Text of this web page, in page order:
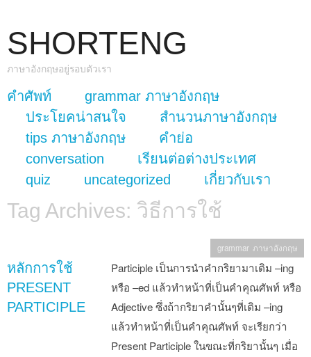
SHORTENG
ภาษาอังกฤษอยู่รอบตัวเรา
Main Menu
skip to content
คำศัพท์
grammar ภาษาอังกฤษ
ประโยคน่าสนใจ
สำนวนภาษาอังกฤษ
tips ภาษาอังกฤษ
คำย่อ
conversation
เรียนต่อต่างประเทศ
quiz
uncategorized เกี่ยวกับเรา
Tag Archives: วิธีการใช้
หลักการใช้
PRESENT
PARTICIPLE
Participle เป็นการนำคำกริยามาเติม –ing
หรือ –ed แล้วทำหน้าที่เป็นคำคุณศัพท์ หรือ
Adjective ซึ่งถ้ากริยาคำนั้นๆที่เติม –ing
แล้วทำหน้าที่เป็นคำคุณศัพท์ จะเรียกว่า
Present Participle ในขณะที่กริยานั้นๆ เมื่อ
grammar ภาษาอังกฤษ